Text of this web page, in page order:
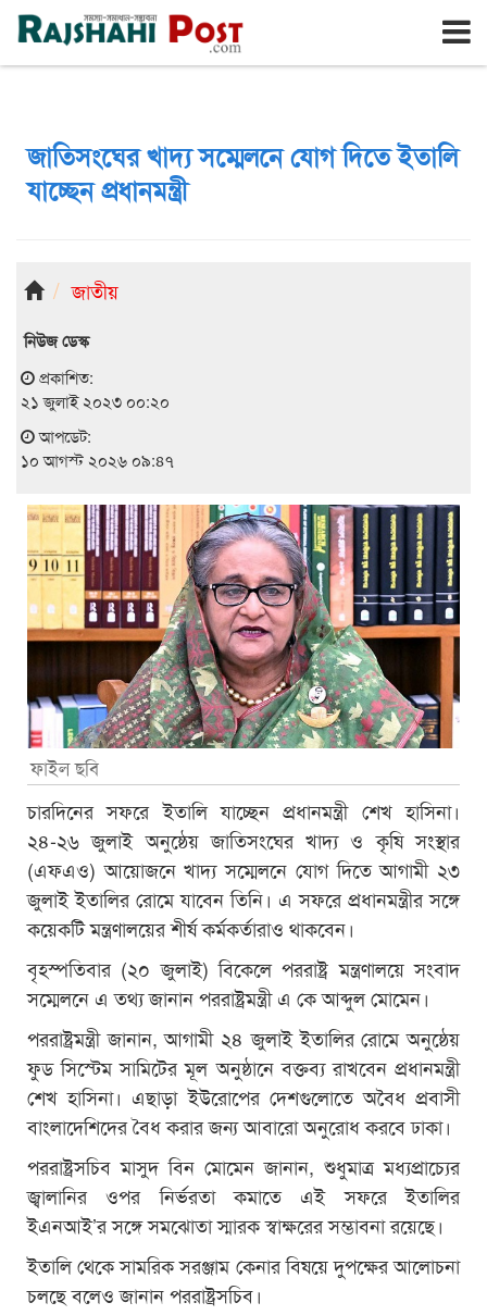
রাজশাহী সোমবার, ১০ই আগস্ট ২০২৬, ২৭শে শ্রাবণ ১৪৩৩
জাতিসংঘের খাদ্য সম্মেলনে যোগ দিতে ইতালি
যাচ্ছেন প্রধানমন্ত্রী
জাতীয়
নিউজ ডেস্ক
প্রকাশিত:
২১ জুলাই ২০২৩ ০০:২০
আপডেট:
১০ আগস্ট ২০২৬ ০৯:৪৭
ফাইল ছবি
চারদিনের সফরে ইতালি যাচ্ছেন প্রধানমন্ত্রী শেখ হাসিনা।
২৪-২৬ জুলাই অনুষ্ঠেয় জাতিসংঘের খাদ্য ও কৃষি সংস্থার
(এফএও) আয়োজনে খাদ্য সম্মেলনে যোগ দিতে আগামী ২৩
জুলাই ইতালির রোমে যাবেন তিনি। এ সফরে প্রধানমন্ত্রীর সঙ্গে
কয়েকটি মন্ত্রণালয়ের শীর্ষ কর্মকর্তারাও থাকবেন।
বৃহস্পতিবার (২০ জুলাই) বিকেলে পররাষ্ট্র মন্ত্রণালয়ে সংবাদ
সম্মেলনে এ তথ্য জানান পররাষ্ট্রমন্ত্রী এ কে আব্দুল মোমেন।
পররাষ্ট্রমন্ত্রী জানান, আগামী ২৪ জুলাই ইতালির রোমে অনুষ্ঠেয়
ফুড সিস্টেম সামিটের মূল অনুষ্ঠানে বক্তব্য রাখবেন প্রধানমন্ত্রী
শেখ হাসিনা। এছাড়া ইউরোপের দেশগুলোতে অবৈধ প্রবাসী
বাংলাদেশিদের বৈধ করার জন্য আবারো অনুরোধ করবে ঢাকা।
পররাষ্ট্রসচিব মাসুদ বিন মোমেন জানান, শুধুমাত্র মধ্যপ্রাচ্যের
জ্বালানির ওপর নির্ভরতা কমাতে এই সফরে ইতালির
ইএনআই’র সঙ্গে সমঝোতা স্মারক স্বাক্ষরের সম্ভাবনা রয়েছে।
ইতালি থেকে সামরিক সরঞ্জাম কেনার বিষয়ে দুপক্ষের আলোচনা
চলছে বলেও জানান পররাষ্ট্রসচিব।